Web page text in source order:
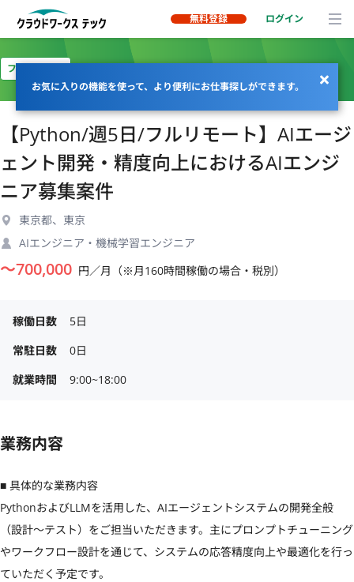
無料登録 ログイン
お気に入りの機能を使って、より便利にお仕事探しができます。
フルリモート
【Python/週5日/フルリモート】AIエージ
ェント開発・精度向上におけるAIエンジ
ニア募集案件
東京都、東京
AIエンジニア・機械学習エンジニア
〜700,000 円／月（※月160時間稼働の場合・税別）
稼働日数
5日
常駐日数
0日
就業時間
9:00~18:00
業務内容
■ 具体的な業務内容
PythonおよびLLMを活用した、AIエージェントシステムの開発全般
（設計〜テスト）をご担当いただきます。主にプロンプトチューニング
やワークフロー設計を通じて、システムの応答精度向上や最適化を行っ
ていただく予定です。